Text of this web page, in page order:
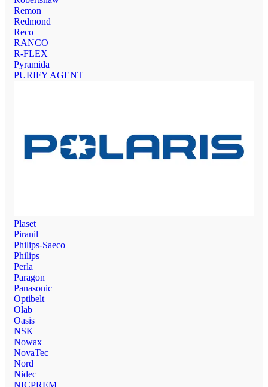
Remon
Redmond
Reco
RANCO
R-FLEX
Pyramida
PURIFY AGENT
Plaset
Piranil
Philips-Saeco
Philips
Perla
Paragon
Panasonic
Optibelt
Olab
Oasis
NSK
Nowax
NovaTec
Nord
Nidec
NICPREM